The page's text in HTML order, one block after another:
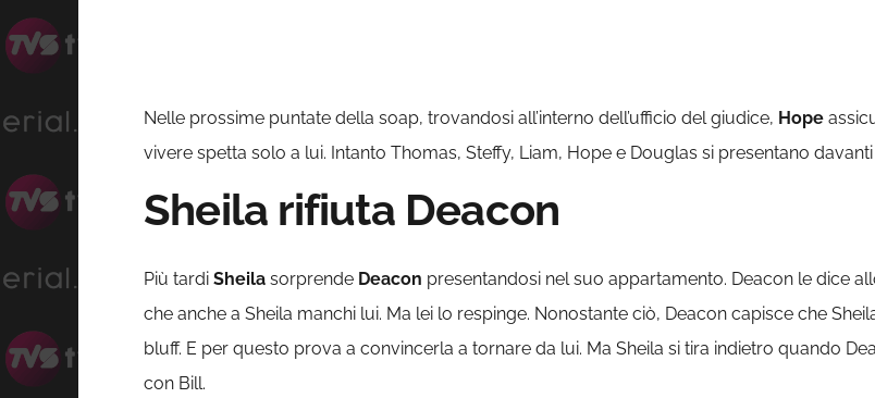
Nelle prossime puntate della soap, trovandosi all’interno dell’ufficio del giudice, Hope
vivere spetta solo a lui. Intanto Thomas, Steffy, Liam, Hope e Douglas si presentano
Sheila rifiuta Deacon
Più tardi Sheila sorprende Deacon presentandosi nel suo appartamento. Deacon le dice
che anche a Sheila manchi lui. Ma lei lo respinge. Nonostante ciò, Deacon capisce che
bluff. E per questo prova a convincerla a tornare da lui. Ma Sheila si tira indietro quando
con Bill.